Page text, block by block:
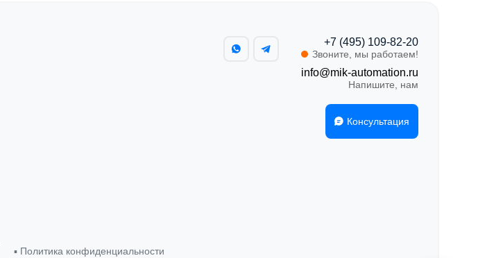
Консультация
+7 (495) 109-82-20
Звоните, мы работаем!
info@mik-automation.ru
Напишите, нам
▪︎ Политика конфиденциальности